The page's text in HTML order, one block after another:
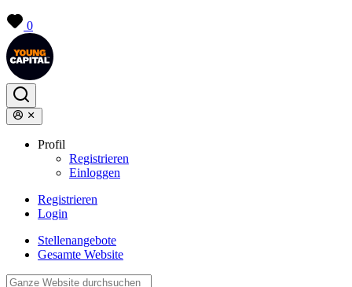
0
Profil
Registrieren
Einloggen
Registrieren
Login
Stellenangebote
Gesamte Website